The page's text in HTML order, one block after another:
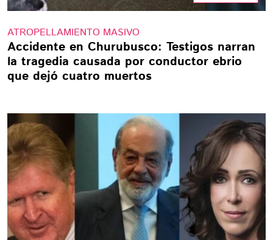
ATROPELLAMIENTO MASIVO
Accidente en Churubusco: Testigos narran
la tragedia causada por conductor ebrio
que dejó cuatro muertos